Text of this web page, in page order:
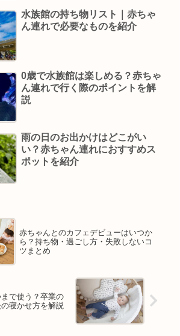
水族館の持ち物リスト｜赤ちゃ
ん連れで必要なものを紹介
0歳で水族館は楽しめる？赤ちゃ
ん連れで行く際のポイントを解
説
雨の日のお出かけはどこがい
い？赤ちゃん連れにおすすめス
ポットを紹介
赤ちゃんとのカフェデビューはいつか
ら？持ち物・過ごし方・失敗しないコ
ツまとめ
で使う？卒業の
寝かせ方を解説